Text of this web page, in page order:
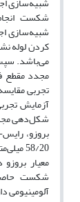
شکست
شبیه‌سازی
کردن لوله
می‌باشد.
مجدد مقطع
تجربی
آزمایش
شکل‌دهی
58/20
معیار
شکست
آلومینیومی